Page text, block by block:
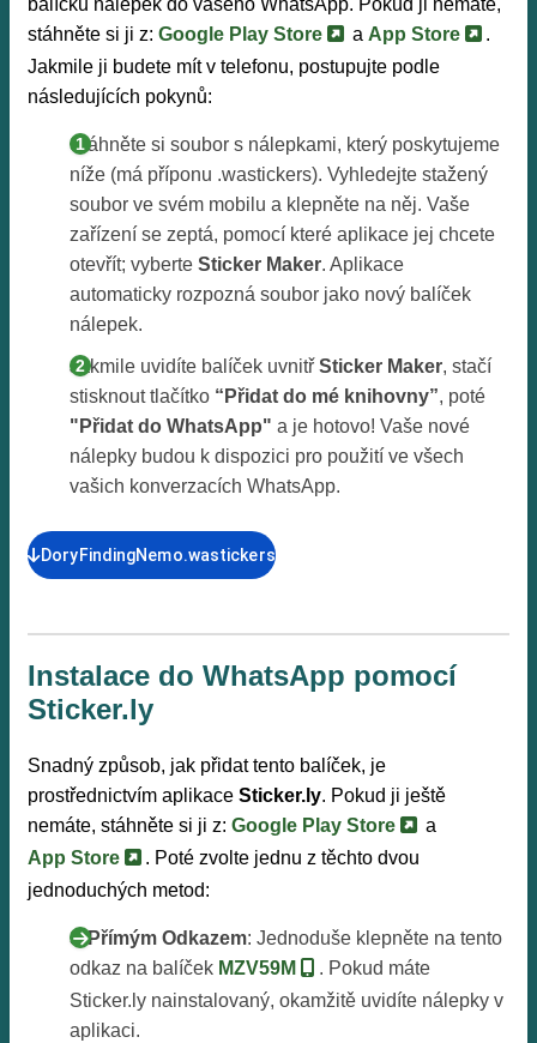
balíčku nálepek do vašeho WhatsApp. Pokud ji nemáte,
stáhněte si ji z: Google Play Store a App Store
.
Jakmile ji budete mít v telefonu, postupujte podle
následujících pokynů:
Stáhněte si soubor s nálepkami, který poskytujeme
níže (má příponu .wastickers). Vyhledejte stažený
soubor ve svém mobilu a klepněte na něj. Vaše
zařízení se zeptá, pomocí které aplikace jej chcete
otevřít; vyberte Sticker Maker. Aplikace
automaticky rozpozná soubor jako nový balíček
nálepek.
Jakmile uvidíte balíček uvnitř Sticker Maker, stačí
stisknout tlačítko “Přidat do mé knihovny”, poté
"Přidat do WhatsApp" a je hotovo! Vaše nové
nálepky budou k dispozici pro použití ve všech
vašich konverzacích WhatsApp.
DoryFindingNemo.wastickers
Instalace do WhatsApp pomocí
Sticker.ly
Snadný způsob, jak přidat tento balíček, je
prostřednictvím aplikace Sticker.ly. Pokud ji ještě
nemáte, stáhněte si ji z: Google Play Store
a
App Store
. Poté zvolte jednu z těchto dvou
jednoduchých metod:
S Přímým Odkazem: Jednoduše klepněte na tento
odkaz na balíček MZV59M
. Pokud máte
Sticker.ly nainstalovaný, okamžitě uvidíte nálepky v
aplikaci.